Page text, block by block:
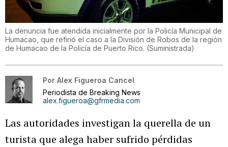
La denuncia fue atendida inicialmente por la Policía Municipal de
Humacao, que refirió el caso a la División de Robos de la región
de Humacao de la Policía de Puerto Rico. (Suministrada)
Por Alex Figueroa Cancel
Periodista de Breaking News
alex.figueroa@gfrmedia.com
Las autoridades investigan la querella de un
turista que alega haber sufrido pérdidas